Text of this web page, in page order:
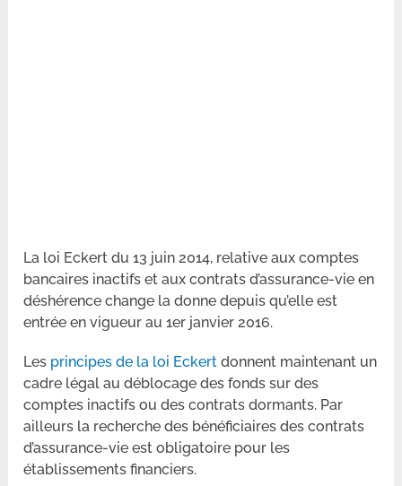
La loi Eckert du 13 juin 2014, relative aux comptes
bancaires inactifs et aux contrats d’assurance-vie en
déshérence change la donne depuis qu’elle est
entrée en vigueur au 1er janvier 2016.
Les principes de la loi Eckert donnent maintenant un
cadre légal au déblocage des fonds sur des
comptes inactifs ou des contrats dormants. Par
ailleurs la recherche des bénéficiaires des contrats
d’assurance-vie est obligatoire pour les
établissements financiers.